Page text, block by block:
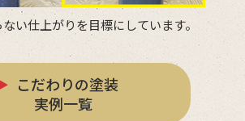
い仕上がりを目標にしています。
こだわりの塗装
実例一覧